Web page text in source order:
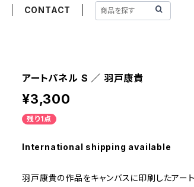
CONTACT
アートパネル S ／ 羽戸康貴
¥3,300
残り1点
International shipping available
羽戸康貴の作品をキャンバスに印刷したアート